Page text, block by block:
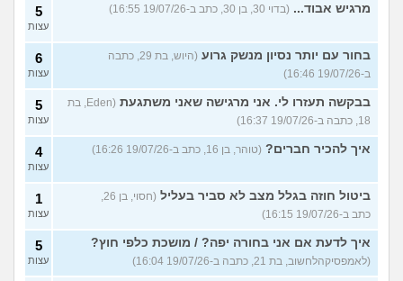
מרגיש אבוד... (בדוי 30, בן 30, כתב ב-19/07/26 16:55) 5
עצות
בחור עם יותר נסיון מנשק גרוע
(היוש, בת 29, כתבה
ב-19/07/26 16:46)
6
עצות
בבקשה תעזרו לי. אני מרגישה שאני משתגעת
(Eden, בת
18, כתבה ב-19/07/26 16:37)
5
עצות
איך להכיר חברים? (טוהר, בן 16, כתב ב-19/07/26 16:26) 4
עצות
ביטול חוזה בגלל מצב לא סביר בעליל
(חסוי, בן 26,
כתב ב-19/07/26 16:15)
1
עצות
איך לדעת אם אני בחורה יפה? / מושכת כלפי חוץ?
(לאמפסיקהלחשוב, בת 21, כתבה ב-19/07/26 16:04)
5
עצות